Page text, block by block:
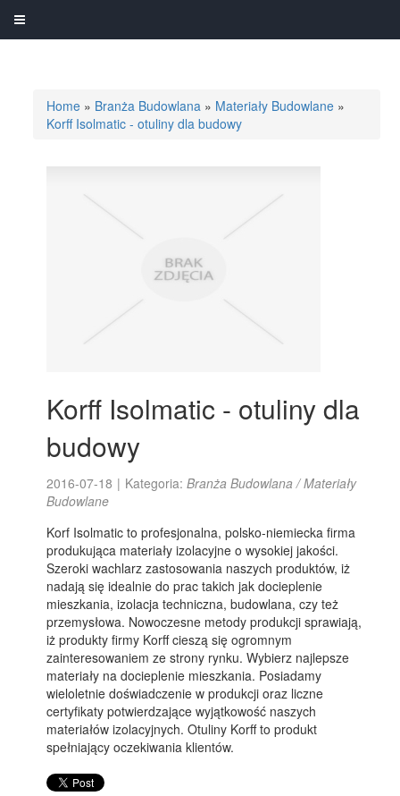
Home » Branża Budowlana » Materiały Budowlane »
Korff Isolmatic - otuliny dla budowy
Korff Isolmatic - otuliny dla
budowy
2016-07-18 | Kategoria:Branża Budowlana / Materiały
Budowlane
Korf Isolmatic to profesjonalna, polsko-niemiecka firma
produkująca materiały izolacyjne o wysokiej jakości.
Szeroki wachlarz zastosowania naszych produktów, iż
nadają się idealnie do prac takich jak docieplenie
mieszkania, izolacja techniczna, budowlana, czy też
przemysłowa. Nowoczesne metody produkcji sprawiają,
iż produkty firmy Korff cieszą się ogromnym
zainteresowaniem ze strony rynku. Wybierz najlepsze
materiały na docieplenie mieszkania. Posiadamy
wieloletnie doświadczenie w produkcji oraz liczne
certyfikaty potwierdzające wyjątkowość naszych
materiałów izolacyjnych. Otuliny Korff to produkt
spełniający oczekiwania klientów.